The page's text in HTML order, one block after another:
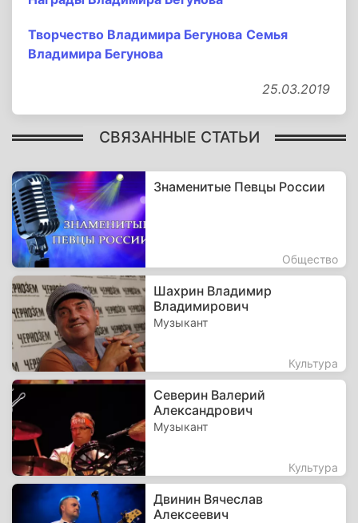
Творчество Владимира Бегунова Семья
Владимира Бегунова
25.03.2019
СВЯЗАННЫЕ СТАТЬИ
Знаменитые Певцы России
Общество
Шахрин Владимир
Владимирович
Музыкант
Культура
Северин Валерий
Александрович
Музыкант
Культура
Двинин Вячеслав
Алексеевич